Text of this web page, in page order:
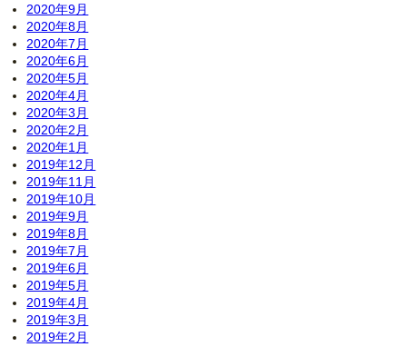
2020年9月
2020年8月
2020年7月
2020年6月
2020年5月
2020年4月
2020年3月
2020年2月
2020年1月
2019年12月
2019年11月
2019年10月
2019年9月
2019年8月
2019年7月
2019年6月
2019年5月
2019年4月
2019年3月
2019年2月